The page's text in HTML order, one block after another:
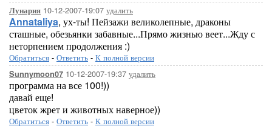
Лунария 10-12-2007-19:07 удалить
Annataliya, ух-ты! Пейзажи великолепные, драконы
сташные, обезьянки забавные...Прямо жизнью веет...Жду с
неторпением продолжения :)
Обратиться - Ответить - К полной версии
Sunnymoon07 10-12-2007-19:37 удалить
программа на все 100!))
давай еще!
цветок жрет и животных наверное))
Обратиться - Ответить - К полной версии